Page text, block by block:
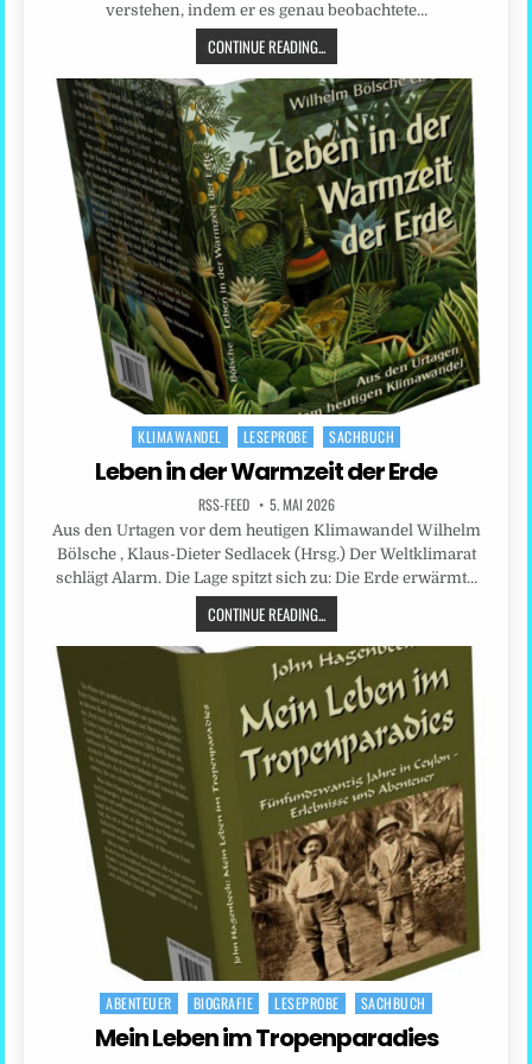
verstehen, indem er es genau beobachtete…
CONTINUE READING...
Posted
KLIMAWANDEL LESEPROBE SACHBUCH
Leben in der Warmzeit der Erde
RSS-FEED 5. MAI 2026
Aus den Urtagen vor dem heutigen Klimawandel Wilhelm
Bölsche , Klaus-Dieter Sedlacek (Hrsg.) Der Weltklimarat
schlägt Alarm. Die Lage spitzt sich zu: Die Erde erwärmt…
CONTINUE READING...
Posted
in
ABENTEUER BIOGRAFIE LESEPROBE SACHBUCH
Mein Leben im Tropenparadies